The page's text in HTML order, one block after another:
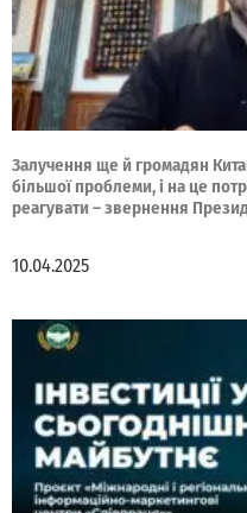
Залучення ще й громадян
більшої проблеми, і на це
реагувати – звернення
10.04.2025